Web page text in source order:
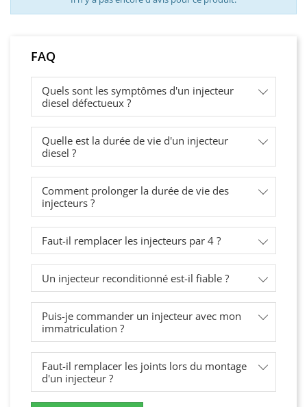
FAQ
Quels sont les symptômes d'un injecteur
diesel défectueux ?
Quelle est la durée de vie d'un injecteur
diesel ?
Comment prolonger la durée de vie des
injecteurs ?
Faut-il remplacer les injecteurs par 4 ?
Un injecteur reconditionné est-il fiable ?
Puis-je commander un injecteur avec mon
immatriculation ?
Faut-il remplacer les joints lors du montage
d'un injecteur ?